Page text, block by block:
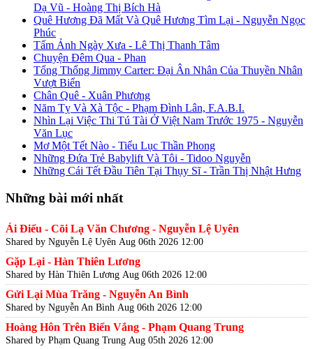
Dạ Vũ - Hoàng Thị Bích Hà
Quê Hương Đã Mất Và Quê Hương Tìm Lại - Nguyễn Ngọc
Phúc
Tấm Ảnh Ngày Xưa - Lê Thị Thanh Tâm
Chuyện Đêm Qua - Phan
Tổng Thống Jimmy Carter: Đại Ân Nhân Của Thuyền Nhân
Vượt Biển
Chân Quê - Xuân Phương
Năm Tỵ Và Xà Tộc - Phạm Đình Lân, F.A.B.I.
Nhìn Lại Việc Thi Tú Tài Ở Việt Nam Trước 1975 - Nguyễn
Văn Lục
Mơ Một Tết Nào - Tiểu Lục Thần Phong
Những Đứa Trẻ Babylift Và Tôi - Tidoo Nguyễn
Những Cái Tết Đầu Tiên Tại Thụy Sĩ - Trần Thị Nhật Hưng
Những bài mới nhất
Ái Điểu - Cõi Lạ Văn Chương - Nguyễn Lệ Uyên
Shared by Nguyễn Lệ Uyên Aug 06th 2026 12:00
Gặp Lại - Hàn Thiên Lương
Shared by Hàn Thiên Lương Aug 06th 2026 12:00
Gửi Lại Mùa Trăng - Nguyễn An Bình
Shared by Nguyễn An Bình Aug 06th 2026 12:00
Hoàng Hôn Trên Biển Vắng - Phạm Quang Trung
Shared by Phạm Quang Trung Aug 05th 2026 12:00